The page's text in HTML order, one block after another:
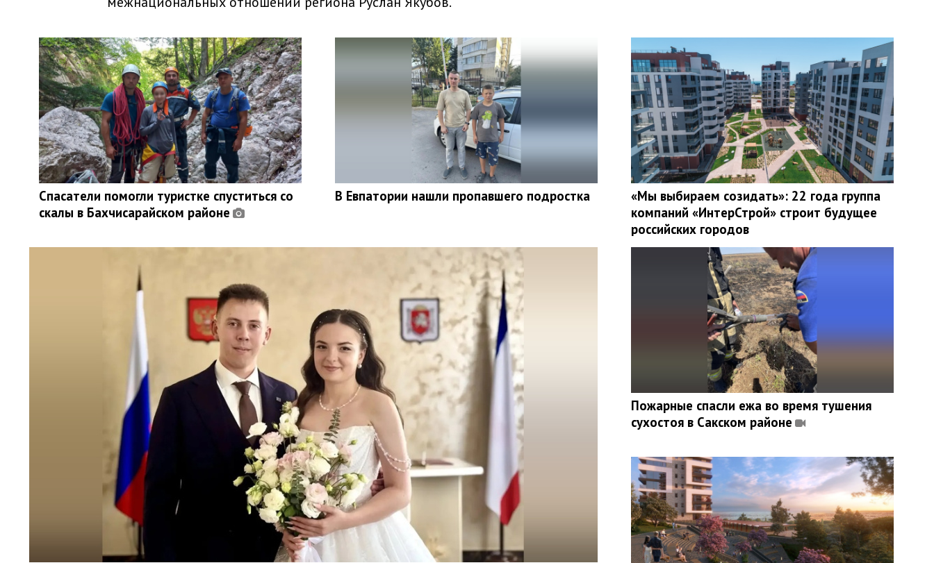
Спасатели помогли туристке спуститься со
скалы в Бахчисарайском районе
В Евпатории нашли пропавшего подростка
«Мы выбираем созидать»: 22 года группа
компаний «ИнтерСтрой» строит будущее
российских городов
Пожарные спасли ежа во время тушения
сухостоя в Сакском районе